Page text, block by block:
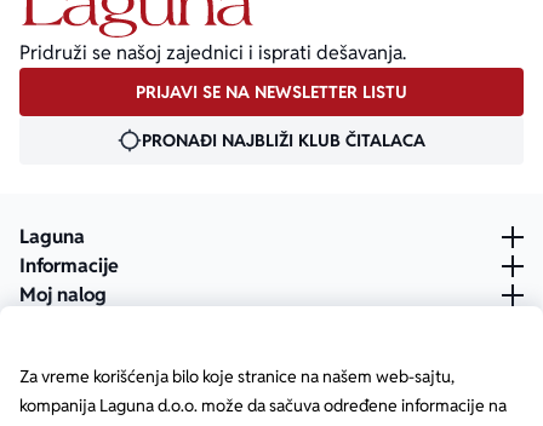
Za vreme korišćenja bilo koje stranice na našem web-sajtu,
kompanija Laguna d.o.o. može da sačuva određene informacije na
Pridruži se našoj zajednici i isprati dešavanja.
PRIJAVI SE NA NEWSLETTER LISTU
PRONAĐI NAJBLIŽI KLUB ČITALACA
Laguna
Informacije
Moj nalog